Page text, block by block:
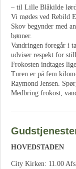
– til Lille Blåkilde
Vi mødes ved Rebild
Skov begynder med
bønner.
Vandringen foregår i
udviser respekt for
Frokosten indtages
Turen er på fem
Raymond Jensen.
Medbring frokost,
HOVEDSTADEN
City Kirken: 11.00